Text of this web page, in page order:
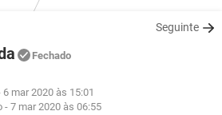
GMAIL
GMAIL
WHATSAPP
EXCEL
WHATSAPP
Seguinte
Fechado
6 mar 2020 às 15:01
-7 mar 2020 às 06:55